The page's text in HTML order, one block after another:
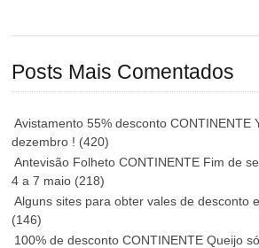
Posts Mais Comentados
Avistamento 55% desconto CONTINENTE
dezembro ! (420)
Antevisão Folheto CONTINENTE Fim de
4 a 7 maio (218)
Alguns sites para obter vales de desconto
(146)
100% de desconto CONTINENTE Queijo